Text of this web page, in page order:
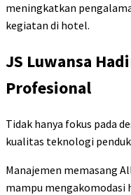
meningkatkan
kegiatan di hotel.
JS Luwansa
Profesional
Tidak hanya fokus pada
kualitas teknologi
Manajemen memasang
mampu mengakomodasi